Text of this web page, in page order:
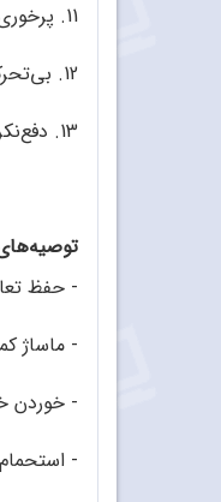
11. پرخوری و نوشیدن زیاد مایعات با معده‌ پر؛
12. بی‌تحرکی و نشستن طولانی‌مدت؛
13. دفع‌نکردن به‌موقع ادرار؛
- حفظ
- ماساژ
- خوردن
-